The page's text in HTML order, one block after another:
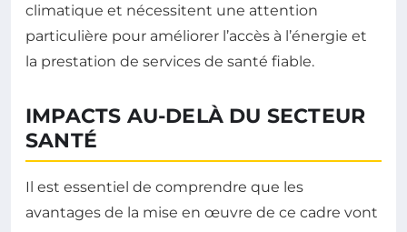
climatique et nécessitent une attention
particulière pour améliorer l’accès à l’énergie et
la prestation de services de santé fiable.
IMPACTS AU-DELÀ DU SECTEUR
SANTÉ
Il est essentiel de comprendre que les
avantages de la mise en œuvre de ce cadre vont